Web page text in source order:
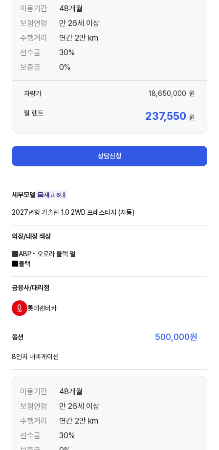
이용기간
48개월
보험연령
만 26세 이상
주행거리
연간 2만 km
선수금
30%
보증금
0%
차량가 18,650,000 원
월 렌트 237,550 원
상담신청
세부모델 재고 6대
2027년형 가솔린 1.0 2WD 프레스티지 (자동)
외장/내장색상
ABP - 오로라 블랙 펄
블랙
금융사/대리점
롯데렌터카
옵션 500,000원
8인치 내비게이션
이용기간
48개월
보험연령
만 26세 이상
주행거리
연간 2만 km
선수금
30%